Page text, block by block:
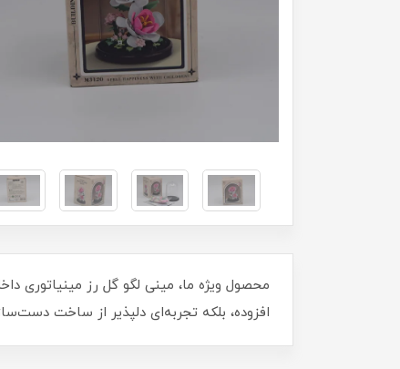
محصول ویژه ما، مینی لگو گل رز مینیاتوری
افزوده، بلکه تجربه‌ای دلپذیر از ساخت